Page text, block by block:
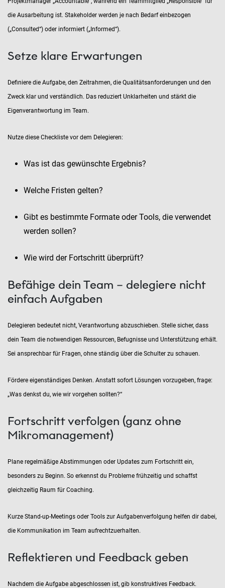
die Ausarbeitung ist. Stakeholder werden je nach Bedarf einbezogen
(„Consulted“) oder informiert („Informed“).
Setze klare Erwartungen
Definiere die Aufgabe, den Zeitrahmen, die Qualitätsanforderungen und den
Zweck klar und verständlich. Das reduziert Unklarheiten und stärkt die
Eigenverantwortung im Team.
Nutze diese Checkliste vor dem Delegieren:
Was ist das gewünschte Ergebnis?
Welche Fristen gelten?
Gibt es bestimmte Formate oder Tools, die verwendet
werden sollen?
Wie wird der Fortschritt überprüft?
Befähige dein Team – delegiere nicht
einfach Aufgaben
Delegieren bedeutet nicht, Verantwortung abzuschieben. Stelle sicher, dass
dein Team die notwendigen Ressourcen, Befugnisse und Unterstützung erhält.
Sei ansprechbar für Fragen, ohne ständig über die Schulter zu schauen.
Fördere eigenständiges Denken. Anstatt sofort Lösungen vorzugeben, frage:
„Was denkst du, wie wir vorgehen sollten?“
Fortschritt verfolgen (ganz ohne
Mikromanagement)
Plane regelmäßige Abstimmungen oder Updates zum Fortschritt ein,
besonders zu Beginn. So erkennst du Probleme frühzeitig und schaffst
gleichzeitig Raum für Coaching.
Kurze Stand-up-Meetings oder Tools zur Aufgabenverfolgung helfen dir dabei,
die Kommunikation im Team aufrechtzuerhalten.
Reflektieren und Feedback geben
Nachdem die Aufgabe abgeschlossen ist, gib konstruktives Feedback.